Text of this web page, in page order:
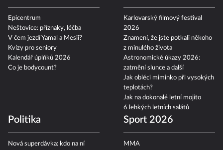
Epicentrum
Neštovice: příznaky, léčba
V čem jezdí Yamal a Mesii?
Kvízy pro seniory
Kalendář úplňků 2026
Co je bodycount?
Karlovarský filmový festival
2026
Znamení, že jste potkali někoho
z minulého života
Astronomické úkazy 2026:
zatmění slunce a další
Jak obléci miminko při vysokých
teplotách?
Jak na dokonalé letní mojito
6 lehkých letních salátů
Politika
Nová superdávka: kdo na ní
Sport 2026
MMA